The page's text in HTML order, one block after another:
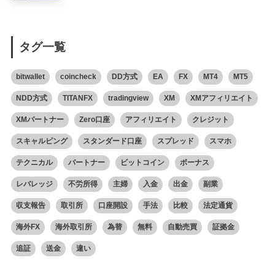
タグ一覧
bitwallet coincheck DD方式 EA FX MT4 MT5
NDD方式 TITANFX tradingview XM XMアフィリエイト
XMパートナー Zero口座 アフィリエイト クレジット
スキャルピング スタンダード口座 スプレッド スマホ
テクニカル パートナー ビットコイン ボーナス
レバレッジ 不労所得 主婦 入金 出金 副業
収支報告 取引所 口座開設 手法 比較 法定通貨
海外FX 海外取引所 為替 無料 自動売買 証拠金
追証 送金 違い